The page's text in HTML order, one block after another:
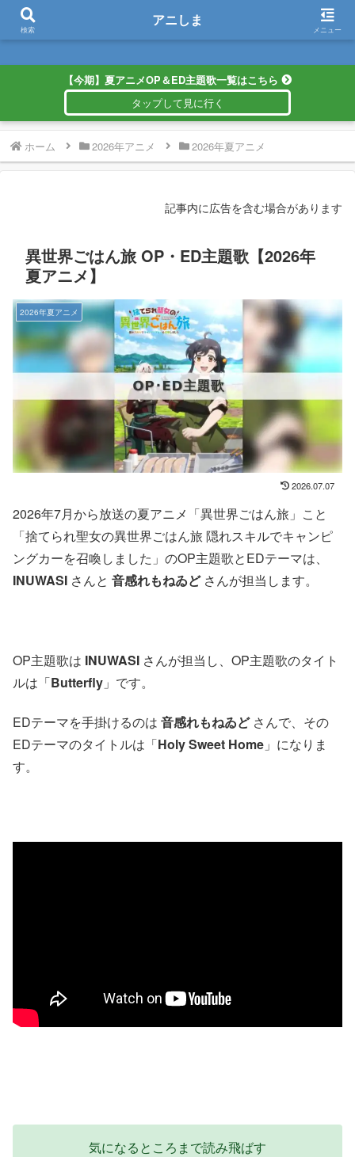
アニしま
【今期】夏アニメOP＆ED主題歌一覧はこちら
ホーム 2026年アニメ 2026年夏アニメ
記事内に広告を含む場合があります
異世界ごはん旅 OP・ED主題歌【2026年
夏アニメ】
2026年夏アニメ
2026.07.07
2026年7月から放送の夏アニメ「異世界ごはん旅」こと
「捨てられ聖女の異世界ごはん旅 隠れスキルでキャンピ
ングカーを召喚しました」のOP主題歌とEDテーマは、
INUWASI さんと 音感れもねゐどさんが担当します。
OP主題歌は INUWASI さんが担当し、OP主題歌のタイト
ルは「Butterfly 」です。
EDテーマを手掛けるのは 音感れもねゐどさんで、その
EDテーマのタイトルは「Holy Sweet Home 」になりま
す。
気になるところまで読み飛ばす
検索
アニしま
メニュー